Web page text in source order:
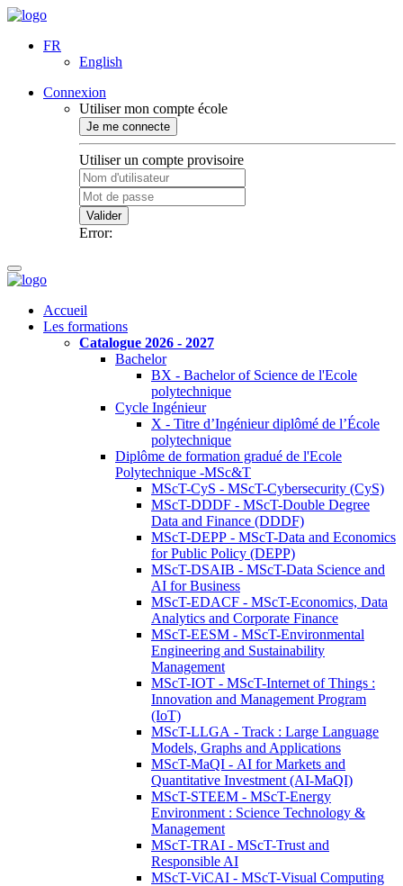
FR
English
Connexion
Utiliser mon compte école
Je me connecte
Utiliser un compte provisoire
Valider
Error:
Accueil
Les formations
Catalogue 2026 - 2027
Bachelor
BX - Bachelor of Science de l'Ecole
polytechnique
Cycle Ingénieur
X - Titre d’Ingénieur diplômé de l’École
polytechnique
Diplôme de formation gradué de l'Ecole
Polytechnique -MSc&T
MScT-CyS - MScT-Cybersecurity (CyS)
MScT-DDDF - MScT-Double Degree
Data and Finance (DDDF)
MScT-DEPP - MScT-Data and Economics
for Public Policy (DEPP)
MScT-DSAIB - MScT-Data Science and
AI for Business
MScT-EDACF - MScT-Economics, Data
Analytics and Corporate Finance
MScT-EESM - MScT-Environmental
Engineering and Sustainability
Management
MScT-IOT - MScT-Internet of Things :
Innovation and Management Program
(IoT)
MScT-LLGA - Track : Large Language
Models, Graphs and Applications
MScT-MaQI - AI for Markets and
Quantitative Investment (AI-MaQI)
MScT-STEEM - MScT-Energy
Environment : Science Technology &
Management
MScT-TRAI - MScT-Trust and
Responsible AI
MScT-ViCAI - MScT-Visual Computing